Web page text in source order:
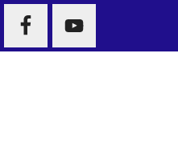
NAV
WIDGET